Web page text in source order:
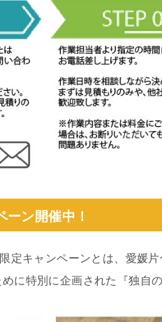
ーン開催中！
定キャンペーンとは、愛媛
に特別に企画された『独自